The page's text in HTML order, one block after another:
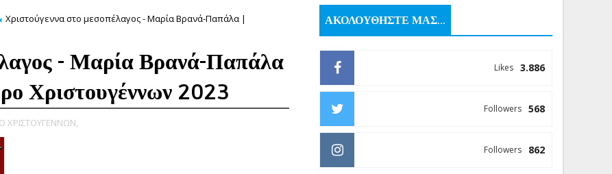
Χριστούγεννα στο μεσοπέλαγος - Μαρία Βρανά-Παπάλα |
- Μαρία Βρανά-Παπάλα
Χριστουγέννων 2023
ΧΡΙΣΤΟΥΓΕΝΝΩΝ,
ΑΚΟΛΟΥΘΗΣΤΕ ΜΑΣ...
3.886
Likes
568
Followers
862
Followers